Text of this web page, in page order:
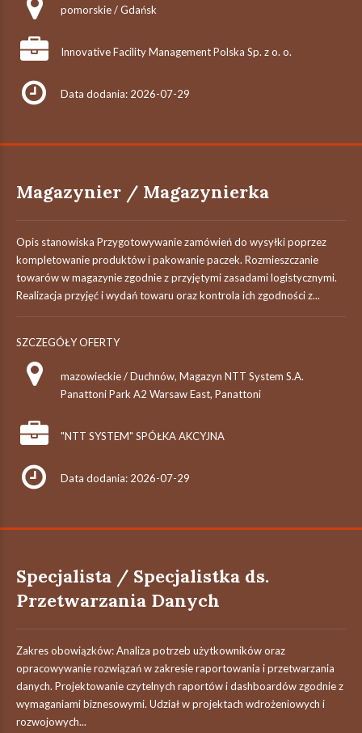
pomorskie / Gdańsk
Innovative Facility Management Polska Sp. z o. o.
Data dodania: 2026-07-29
Magazynier / Magazynierka
Opis stanowiska Przygotowywanie zamówień do wysyłki poprzez
kompletowanie produktów i pakowanie paczek. Rozmieszczanie
towarów w magazynie zgodnie z przyjętymi zasadami logistycznymi.
Realizacja przyjęć i wydań towaru oraz kontrola ich zgodności z...
SZCZEGÓŁY OFERTY
mazowieckie / Duchnów, Magazyn NTT System S.A.
Panattoni Park A2 Warsaw East, Panattoni
"NTT SYSTEM" SPÓŁKA AKCYJNA
Data dodania: 2026-07-29
Specjalista / Specjalistka ds.
Przetwarzania Danych
Zakres obowiązków: Analiza potrzeb użytkowników oraz
opracowywanie rozwiązań w zakresie raportowania i przetwarzania
danych. Projektowanie czytelnych raportów i dashboardów zgodnie z
wymaganiami biznesowymi. Udział w projektach wdrożeniowych i
rozwojowych...